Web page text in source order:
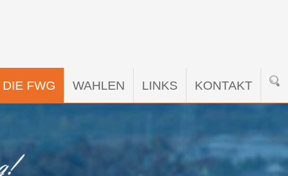
DIE FWG WAHLEN LINKS KONTAKT